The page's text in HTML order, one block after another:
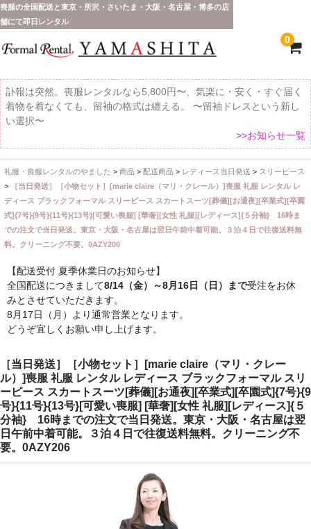
喪服の全国配送と東京・所沢・さいたま・大阪・名古屋・博多の店
舗にて即日レンタル
0
訃報は突然。喪服レンタルなら5,800円〜、気楽に・安く・すぐ届く
着物を着なくても、留袖の格式は纏える。 〜留袖ドレスという新し
い選択〜
>>お知らせ一覧
ホーム
全 国 配 送
受取り場所が選べます
東京即日バイク便
配送・お支払い方法
ご注文の流れ
礼服・喪服レンタルのやました > 商品> 配送商品> レディース当日発送 > スリーピース
>
［当日発送］［小物セット］[marie claire（マリ・クレール）]喪服 礼服 レンタル レ
ディース ブラックフォーマル スリーピース スカートスーツ[葬儀][お通夜][卒業式][卒園
式]{7号}{9号}{11号}{13号}[可愛い喪服] [華奢][女性 礼服][レディース]{５分袖} 16時ま
での注文で当日発送。東京・大阪・名古屋は翌日午前中着可能。３泊４日で往復送料無
料。クリーニング不要。0AZY206
【配送受付 夏季休業日のお知らせ】
全国配送につきまして8/14（金）～8月16日（日）まで受注をお休
みとさせていただきます。
8月17日（月）より通常営業となります。
どうぞ宜しくお願い申し上げます。
［当日発送］［小物セット］[marie claire（マリ・クレー
ル）]喪服 礼服 レンタル レディース ブラックフォーマル スリ
ーピース スカートスーツ[葬儀][お通夜][卒業式][卒園式]{7号}{9
号}{11号}{13号}[可愛い喪服] [華奢][女性 礼服][レディース]{５
分袖} 16時までの注文で当日発送。東京・大阪・名古屋は翌
日午前中着可能。３泊４日で往復送料無料。クリーニング不
要。0AZY206